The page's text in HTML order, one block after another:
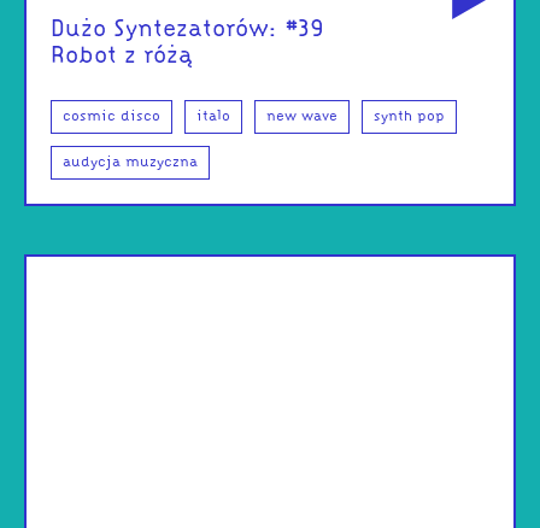
Dużo Syntezatorów: #39
Robot z różą
cosmic disco italo new wave synth pop
audycja muzyczna